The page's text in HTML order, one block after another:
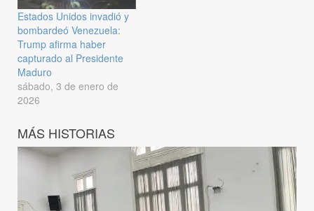
Estados Unidos invadió y
bombardeó Venezuela:
Trump afirma haber
capturado al Presidente
Maduro
sábado, 3 de enero de
2026
MÁS HISTORIAS